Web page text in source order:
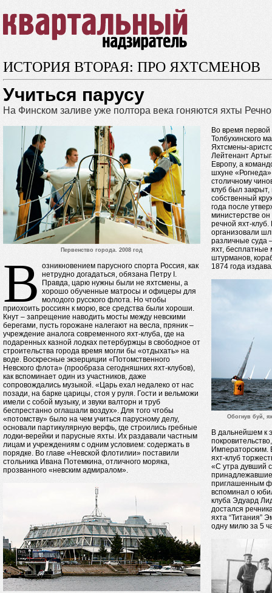
ИСТОРИЯ ВТОРАЯ: ПРО ЯХТСМЕНОВ
Учиться парусу
На Финском заливе уже полтора века гоняются яхты
Первенство города. 2008 год
В озникновением парусного спорта Россия, как
нетрудно догадаться, обязана Петру I.
Правда, царю нужны были не яхтсмены, а
хорошо обученные матросы и офицеры для
молодого русского флота. Но чтобы
приохоить россиян к морю, все средства были хороши.
Кнут – запрещение наводить мосты между невскими
берегами, пусть горожане налегают на весла, пряник –
учреждение аналога современного яхт-клуба, где на
подаренных казной лодках петербуржцы в свободное от
строительства города время могли бы «отдыхать» на
воде. Воскресные экзерциции «Потомственного
Невского флота» (прообраза сегодняшних яхт-клубов),
как вспоминает один из участников, даже
сопровождались музыкой. «Царь ехал недалеко от нас
позади, на барке царицы, стоя у руля. Гости и вельможи
имели с собой музыку, и звуки валторн и труб
беспрестанно оглашали воздух». Для того чтобы
«потомству» было на чем учиться парусному делу,
основали партикулярную верфь, где строились гребные
лодки-верейки и парусные яхты. Их раздавали частным
лицам и учреждениям с одним условием: содержать в
порядке. Во главе «Невской флотилии» поставили
стольника Ивана Потемкина, отличного моряка,
прозванного «невским адмиралом».
Во время первой
Толбухинского
Яхтсмены-
Лейтенант
Европу, а
шхуне
столичному
клуб был закрыт,
собственный
года после
министерстве
речной яхт-
организовали
различные суда
яхт, бесплатные
штурманов,
1874 года
Обогнув буй,
В дальнейшем к
Императорским.
яхт-клуб
«С утра дувший
приглашенным
вспоминал о
клуба Эдуард
достался
яхта “Титания”
одну милю за 5